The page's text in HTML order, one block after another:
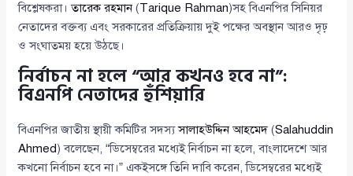
বিশ্লেষকরা।তারেক রহমান(Tarique Rahman)সহ বিএনপির সিনিয়র
নেতাদের বক্তব্য এবং সরকারের প্রতিক্রিয়ায় দুই পক্ষের অবস্থান আরও দৃঢ়
ও সংঘাতময় হয়ে উঠছে।
নির্বাচন না হলে “আর কখনও হবে না”:
বিএনপি নেতাদের হুঁশিয়ারি
বিএনপির জাতীয় স্থায়ী কমিটির সদস্যসালাহউদ্দিন আহমেদ (Salahuddin
Ahmed) বলেছেন, “ডিসেম্বরের মধ্যেই নির্বাচন না হলে, বাংলাদেশে আর
কখনো নির্বাচন হবে না।” একইসঙ্গে তিনি দাবি করেন, ডিসেম্বরের মধ্যেই